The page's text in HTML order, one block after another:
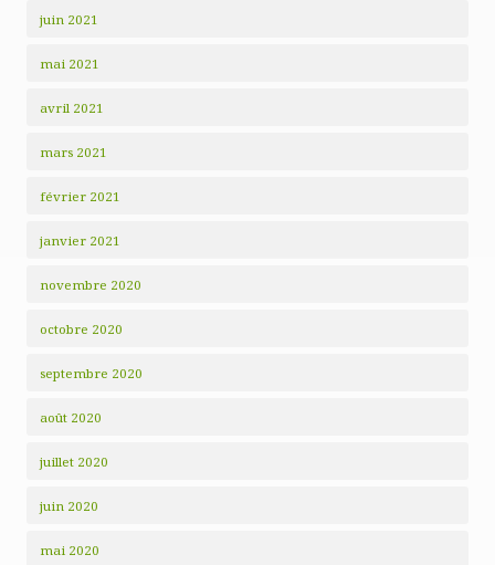
juin 2021
mai 2021
avril 2021
mars 2021
février 2021
janvier 2021
novembre 2020
octobre 2020
septembre 2020
août 2020
juillet 2020
juin 2020
mai 2020